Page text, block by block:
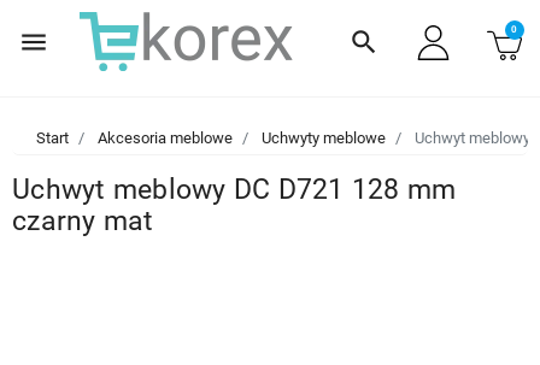
menu search 0
Start Akcesoria meblowe Uchwyty meblowe Uchwyt meblowy
Uchwyt meblowy DC D721 128 mm
czarny mat